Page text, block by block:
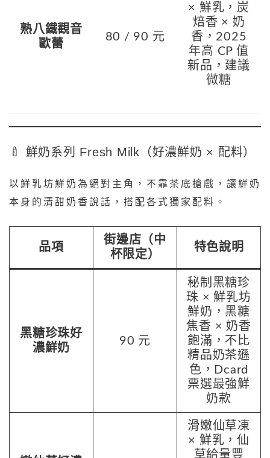
熟八鐵觀音
歐蕾
80 / 90 元
× 鮮乳，炭
焙香 × 奶
香，2025
年高 CP 值
新品，建議
微糖
🍼 鮮奶系列 Fresh Milk（好濃鮮奶 × 配料）
以鮮乳坊鮮奶為絕對主角，不靠茶底搶戲，讓鮮奶
本身的清甜奶香說話，搭配各式獨家配料。
品項
街邊店（中
杯限定）
特色說明
黑糖珍珠好
濃鮮奶
90 元
秘制黑糖珍
珠 × 鮮乳坊
鮮奶，黑糖
焦香 × 奶香
飽滿，不比
精品奶茶遜
色，Dcard
票選最強鮮
奶款
滑嫩仙草凍
× 鮮乳，仙
草給量豐